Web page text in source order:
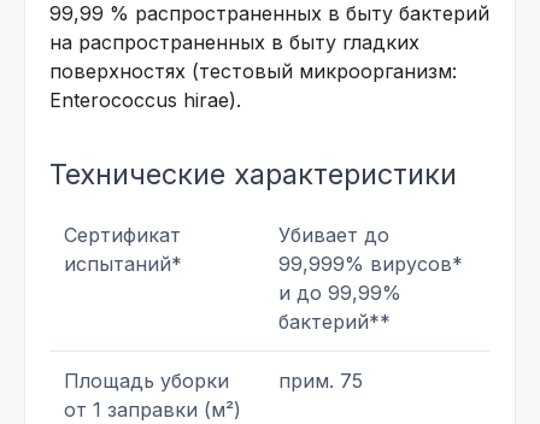
99,99 % распространенных в быту бактерий
на распространенных в быту гладких
поверхностях (тестовый микроорганизм:
Enterococcus hirae).
Технические характеристики
Сертификат
испытаний*
Убивает до
99,999% вирусов*
и до 99,99%
бактерий**
Площадь уборки
от 1 заправки (м²)
прим. 75